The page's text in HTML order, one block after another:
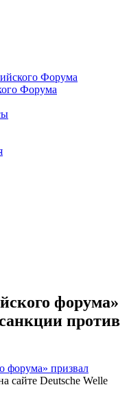
Форума
Форума
форума»
против
форума» призвал
сайте Deutsche Welle